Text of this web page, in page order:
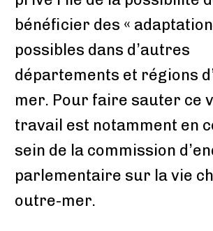
bénéficier des «
possibles dans d’autres
départements et régions
mer. Pour faire sauter ce
travail est notamment en
sein de la commission
parlementaire sur la vie
outre-mer.